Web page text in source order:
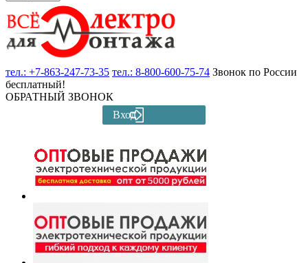
тел.: +7-863-247-73-35 тел.: 8-800-600-75-74 Звонок по России
бесплатный!
ОБРАТНЫЙ ЗВОНОК
Вход